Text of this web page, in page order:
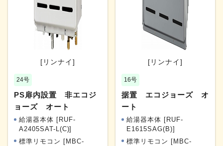
[リンナイ]
24号
PS扉内設置 非エコジ
ョーズ オート
給湯器本体 [RUF-
A2405SAT-L(C)]
標準リモコン [MBC-
[リンナイ]
16号
据置 エコジョーズ オ
ート
給湯器本体 [RUF-
E1615SAG(B)]
標準リモコン [MBC-